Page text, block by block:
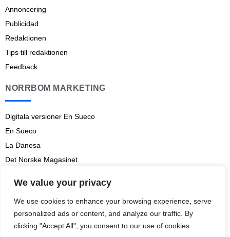
We value your privacy
We use cookies to enhance your browsing experience, serve
personalized ads or content, and analyze our traffic. By
clicking "Accept All", you consent to our use of cookies.
Annoncering
Publicidad
Redaktionen
Tips till redaktionen
Feedback
NORRBOM MARKETING
Digitala versioner En Sueco
En Sueco
La Danesa
Det Norske Magasinet
Aviso legal
Prenumerationsvillkor